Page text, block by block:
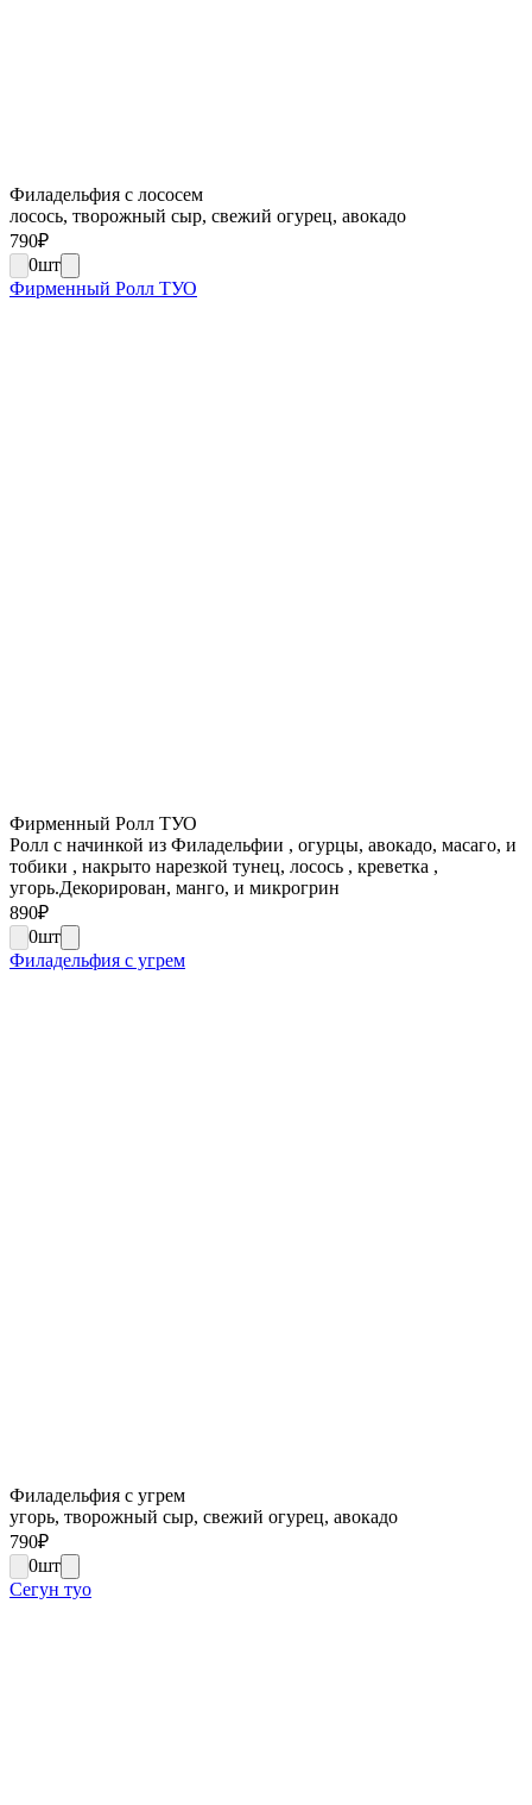
Филадельфия с лососем
лосось, творожный сыр, свежий огурец, авокадо
790₽
0шт
Фирменный Ролл ТУО
Фирменный Ролл ТУО
Ролл с начинкой из Филадельфии , огурцы, авокадо, масаго, и
тобики , накрыто нарезкой тунец, лосось , креветка ,
угорь.Декорирован, манго, и микрогрин
890₽
0шт
Филадельфия с угрем
Филадельфия с угрем
угорь, творожный сыр, свежий огурец, авокадо
790₽
0шт
Сегун туо